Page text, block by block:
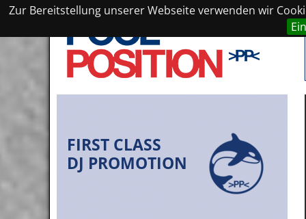
Zur Bereitstellung unserer Webseite verwenden wir
FIRST CLASS
DJ PROMOTION